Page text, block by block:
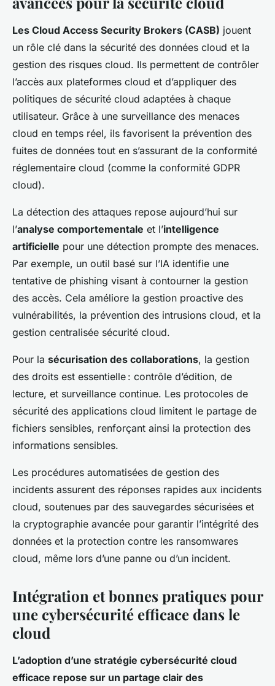
Les Cloud Access Security Brokers (CASB) jouent
un rôle clé dans la sécurité des données cloud et la
gestion des risques cloud. Ils permettent de contrôler
l’accès aux plateformes cloud et d’appliquer des
politiques de sécurité cloud adaptées à chaque
utilisateur. Grâce à une surveillance des menaces
cloud en temps réel, ils favorisent la prévention des
fuites de données tout en s’assurant de la conformité
réglementaire cloud (comme la conformité GDPR
cloud).
La détection des attaques repose aujourd’hui sur
l’analyse comportementale et l’intelligence
artificielle pour une détection prompte des menaces.
Par exemple, un outil basé sur l’IA identifie une
tentative de phishing visant à contourner la gestion
des accès. Cela améliore la gestion proactive des
vulnérabilités, la prévention des intrusions cloud, et la
gestion centralisée sécurité cloud.
Pour la sécurisation des collaborations, la gestion
des droits est essentielle : contrôle d’édition, de
lecture, et surveillance continue. Les protocoles de
sécurité des applications cloud limitent le partage de
fichiers sensibles, renforçant ainsi la protection des
informations sensibles.
Les procédures automatisées de gestion des
incidents assurent des réponses rapides aux incidents
cloud, soutenues par des sauvegardes sécurisées et
la cryptographie avancée pour garantir l’intégrité des
données et la protection contre les ransomwares
cloud, même lors d’une panne ou d’un incident.
Intégration et bonnes pratiques pour
une cybersécurité efficace dans le
cloud
L’adoption d’une stratégie cybersécurité cloud
efficace repose sur un partage clair des